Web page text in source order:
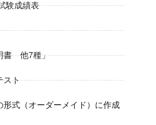
験成績表
書 他7種」
スト
形式（オーダーメイド）に作成